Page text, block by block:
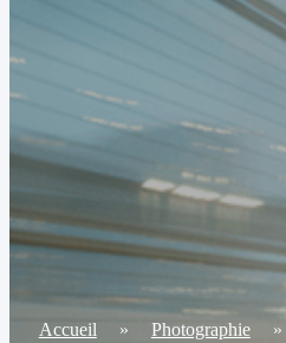
Accueil » Photographie »